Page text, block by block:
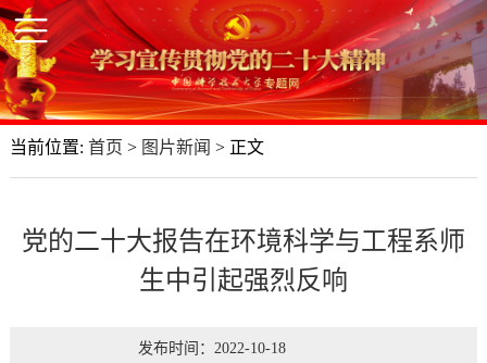
当前位置: 首页 > 图片新闻 > 正文
党的二十大报告在环境科学与工程系师
生中引起强烈反响
发布时间：2022-10-18